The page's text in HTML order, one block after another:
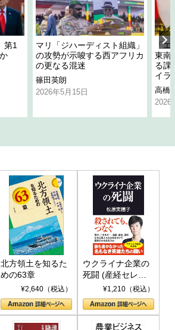
第1
マリ「ジハーディスト組織」
の攻勢が示唆する西アフリカ
の更なる混迷
篠田英朗
2026年5月15日
「
東南
る課
イラ
高橋
2026
北方領土を知るた
めの63章
¥2,640（税込）
ウクライナ企業の
死闘 (産経セレク
ト S 039)¥1,210（税込）